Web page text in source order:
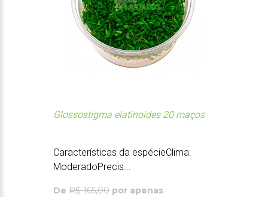
Glossostigma elatinoides 20 maços
Características da espécieClima:
ModeradoPrecis...
De R$ 165,00 por apenas